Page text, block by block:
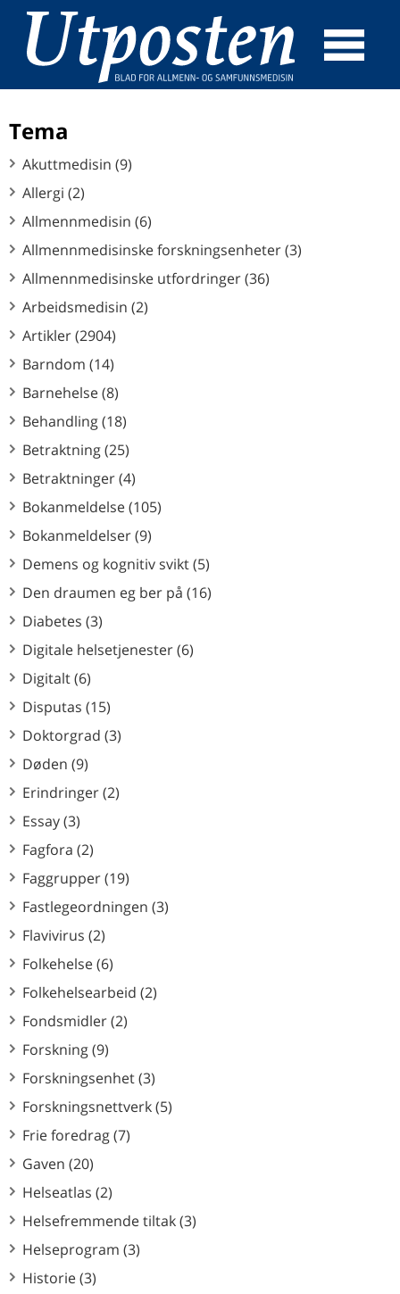
☰
Tema
Akuttmedisin (9)
Allergi (2)
Allmennmedisin (6)
Allmennmedisinske forskningsenheter (3)
Allmennmedisinske utfordringer (36)
Arbeidsmedisin (2)
Artikler (2904)
Barndom (14)
Barnehelse (8)
Behandling (18)
Betraktning (25)
Betraktninger (4)
Bokanmeldelse (105)
Bokanmeldelser (9)
Demens og kognitiv svikt (5)
Den draumen eg ber på (16)
Diabetes (3)
Digitale helsetjenester (6)
Digitalt (6)
Disputas (15)
Doktorgrad (3)
Døden (9)
Erindringer (2)
Essay (3)
Fagfora (2)
Faggrupper (19)
Fastlegeordningen (3)
Flavivirus (2)
Folkehelse (6)
Folkehelsearbeid (2)
Fondsmidler (2)
Forskning (9)
Forskningsenhet (3)
Forskningsnettverk (5)
Frie foredrag (7)
Gaven (20)
Helseatlas (2)
Helsefremmende tiltak (3)
Helseprogram (3)
Historie (3)